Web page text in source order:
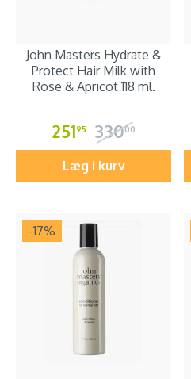
John Masters Hydrate &
Protect Hair Milk with
Rose & Apricot 118 ml.
25195 33000
Læg i kurv
-17%